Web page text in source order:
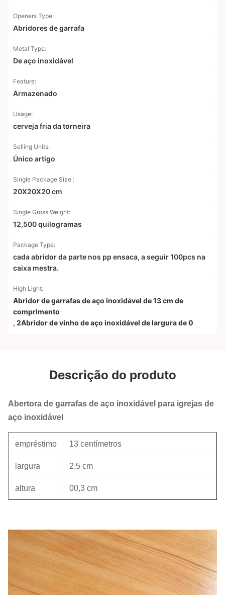
Openers Type:
Abridores de garrafa
Metal Type:
De aço inoxidável
Feature:
Armazenado
Usage:
cerveja fria da torneira
Selling Units:
Único artigo
Single Package Size :
20X20X20 cm
Single Gross Weight:
12,500 quilogramas
Package Type:
cada abridor da parte nos pp ensaca, a seguir 100pcs na
caixa mestra.
High Light:
Abridor de garrafas de aço inoxidável de 13 cm de
comprimento
, 2Abridor de vinho de aço inoxidável de largura de 0
Descrição do produto
Abertora de garrafas de aço inoxidável para igrejas de
aço inoxidável
empréstimo 13 centímetros
largura 2.5 cm
altura 00,3 cm